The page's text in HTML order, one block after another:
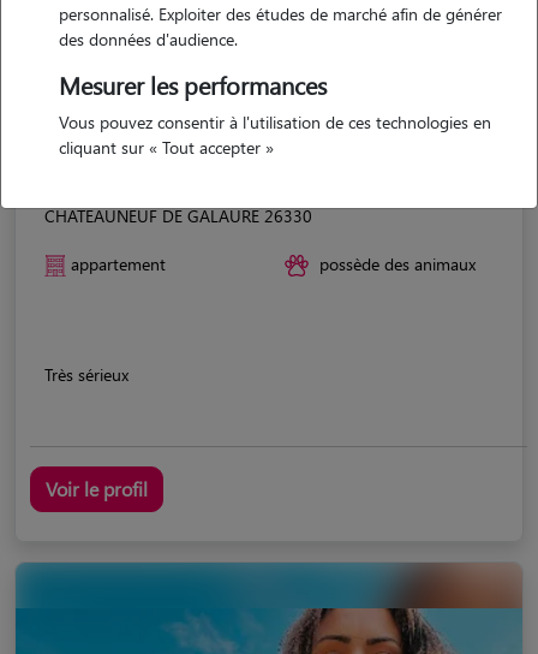
CHATEAUNEUF DE GALAURE 26330
appartement possède des animaux
Très sérieux
Voir le profil
personnalisé. Exploiter des études de marché afin de générer
des données d'audience.
Mesurer les performances
Vous pouvez consentir à l'utilisation de ces technologies en
cliquant sur « Tout accepter »